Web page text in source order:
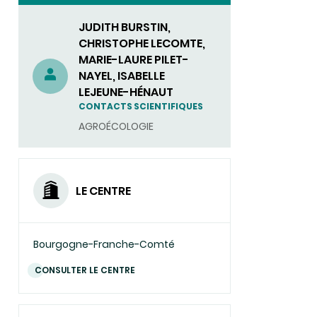
JUDITH BURSTIN,
CHRISTOPHE LECOMTE,
MARIE-LAURE PILET-
NAYEL, ISABELLE
LEJEUNE-HÉNAUT
CONTACTS SCIENTIFIQUES
AGROÉCOLOGIE
LE CENTRE
Bourgogne-Franche-Comté
CONSULTER LE CENTRE